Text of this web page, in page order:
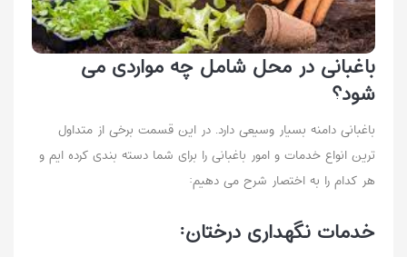
باغبانی در محل شامل چه مواردی می
شود؟
باغبانی دامنه بسیار وسیعی دارد. در این قسمت برخی از متداول
ترین انواع خدمات و امور باغبانی را برای شما دسته بندی کرده ایم و
هر کدام را به اختصار شرح می دهیم:
خدمات نگهداری درختان: